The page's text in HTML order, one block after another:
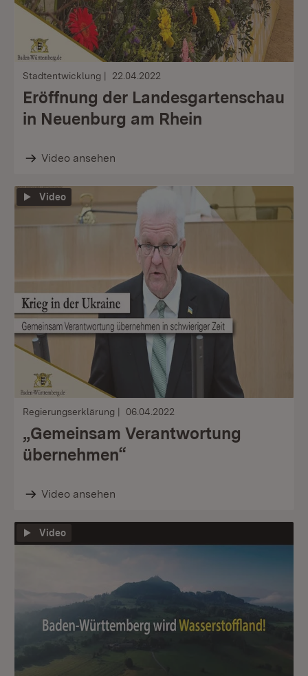
Stadtentwicklung 22.04.2022
Eröffnung der Landesgartenschau
in Neuenburg am Rhein
Video ansehen
Video
Regierungserklärung 06.04.2022
„Gemeinsam Verantwortung
übernehmen“
Video ansehen
Video